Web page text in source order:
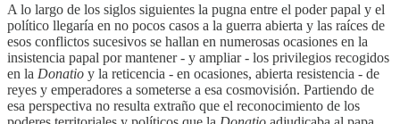
A lo largo de los siglos siguientes la pugna entre el poder papal y el
político llegaría en no pocos casos a la guerra abierta y las raíces de
esos conflictos sucesivos se hallan en numerosas ocasiones en la
insistencia papal por mantener - y ampliar - los privilegios recogidos
en la Donatio y la reticencia - en ocasiones, abierta resistencia - de
reyes y emperadores a someterse a esa cosmovisión. Partiendo de
esa perspectiva no resulta extraño que el reconocimiento de los